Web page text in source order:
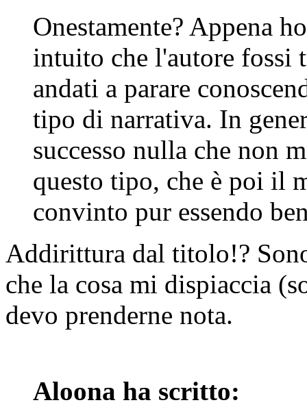
Onestamente? Appena
intuito che l'autore fossi
andati a parare
tipo di narrativa. In
successo nulla che non
questo tipo, che è poi il
convinto pur essendo
Addirittura dal titolo!?
che la cosa mi dispiaccia
devo prenderne nota.
Aloona ha scritto: